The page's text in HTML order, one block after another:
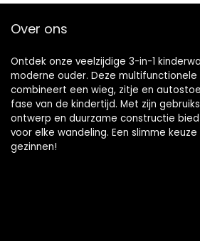
Over ons
Ontdek onze veelzijdige 3-in-1
moderne ouder. Deze multifunctionele
combineert een wieg, zitje en
fase van de kindertijd. Met zijn
ontwerp en duurzame constructie
voor elke wandeling. Een slimme
gezinnen!